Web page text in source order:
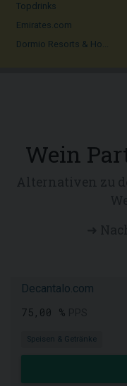
Topdrinks
Emirates.com
Dormio Resorts & Ho...
Wein
Decantalo.com
75,00 %
Speisen & Getränke